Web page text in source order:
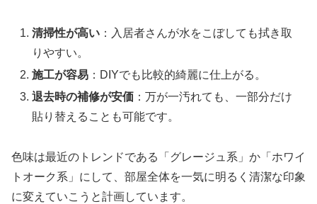
清掃性が高い ：入居者さんが水をこぼしても拭き取
りやすい。
施工が容易 ：DIYでも比較的綺麗に仕上がる。
退去時の補修が安価 ：万が一汚れても、一部分だけ
貼り替えることも可能です。
色味は最近のトレンドである「グレージュ系」か「ホワイ
トオーク系」にして、部屋全体を一気に明るく清潔な印象
に変えていこうと計画しています。